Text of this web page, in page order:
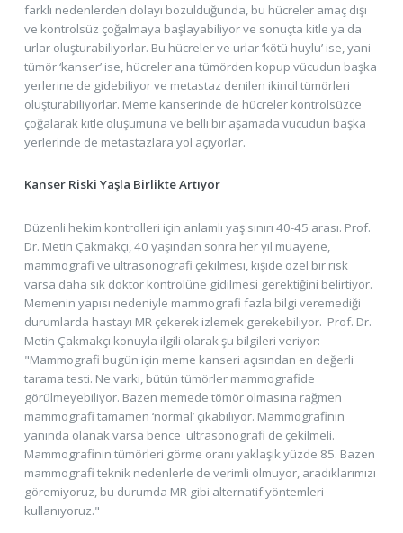
farklı nedenlerden dolayı bozulduğunda, bu hücreler amaç dışı
ve kontrolsüz çoğalmaya başlayabiliyor ve sonuçta kitle ya da
urlar oluşturabiliyorlar. Bu hücreler ve urlar ‘kötü huylu’ ise, yani
tümör ‘kanser’ ise, hücreler ana tümörden kopup vücudun başka
yerlerine de gidebiliyor ve metastaz denilen ikincil tümörleri
oluşturabiliyorlar. Meme kanserinde de hücreler kontrolsüzce
çoğalarak kitle oluşumuna ve belli bir aşamada vücudun başka
yerlerinde de metastazlara yol açıyorlar.
Kanser Riski Yaşla Birlikte Artıyor
Düzenli hekim kontrolleri için anlamlı yaş sınırı 40-45 arası. Prof.
Dr. Metin Çakmakçı, 40 yaşından sonra her yıl muayene,
mammografi ve ultrasonografi çekilmesi, kişide özel bir risk
varsa daha sık doktor kontrolüne gidilmesi gerektiğini belirtiyor.
Memenin yapısı nedeniyle mammografi fazla bilgi veremediği
durumlarda hastayı MR çekerek izlemek gerekebiliyor. Prof. Dr.
Metin Çakmakçı konuyla ilgili olarak şu bilgileri veriyor:
"Mammografi bugün için meme kanseri açısından en değerli
tarama testi. Ne varki, bütün tümörler mammografide
görülmeyebiliyor. Bazen memede tömör olmasına rağmen
mammografi tamamen ‘normal’ çıkabiliyor. Mammografinin
yanında olanak varsa bence ultrasonografi de çekilmeli.
Mammografinin tümörleri görme oranı yaklaşık yüzde 85. Bazen
mammografi teknik nedenlerle de verimli olmuyor, aradıklarımızı
göremiyoruz, bu durumda MR gibi alternatif yöntemleri
kullanıyoruz."